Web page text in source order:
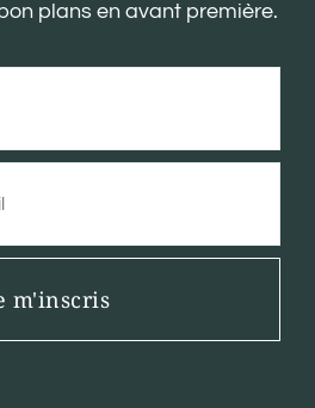
plans en avant première.
m'inscris